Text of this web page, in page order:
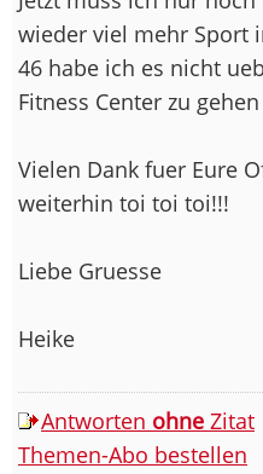
wieder viel mehr Sport
46 habe ich es nicht
Fitness Center zu
Vielen Dank fuer Eure
weiterhin toi toi toi!!!
Liebe Gruesse
Heike
Antworten ohne Zitat
Themen-Abo bestellen